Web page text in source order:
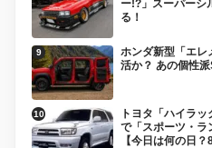
ー!?」スーパーシ
る！
ホンダ新型「エレ
活か？ あの個性
トヨタ「ハイラ
で「スポーツ・ラ
【今日は何の日？